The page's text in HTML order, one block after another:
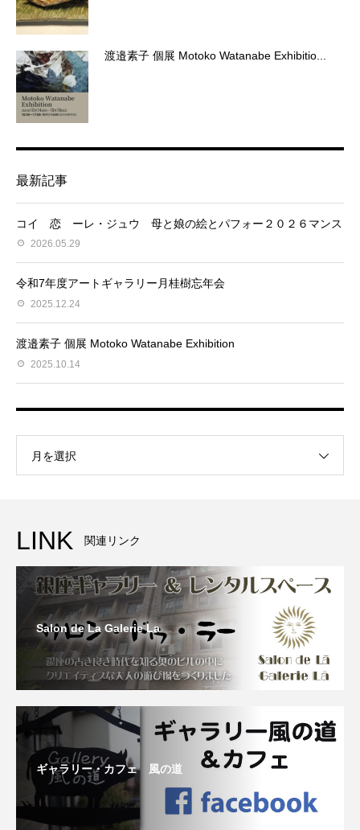
渡邉素子 個展 Motoko Watanabe Exhibitio...
最新記事
コイ 恋 ーレ・ジュウ 母と娘の絵とパフォー２０２６マンス
2026.05.29
令和7年度アートギャラリー月桂樹忘年会
2025.12.24
渡邉素子 個展 Motoko Watanabe Exhibition
2025.10.14
月を選択
LINK 関連リンク
Salon de La Galerie La
ギャラリー・カフェ 風の道